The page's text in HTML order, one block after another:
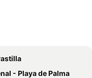
- Playa de Palma